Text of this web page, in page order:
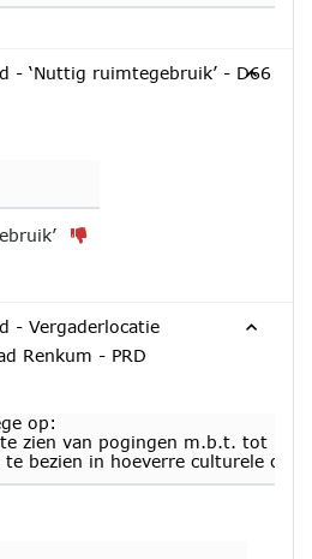
- D66
- Vergaderlocatie
Renkum - PRD
op:
zien van pogingen m.b.t. tot het
bezien in hoeverre culturele